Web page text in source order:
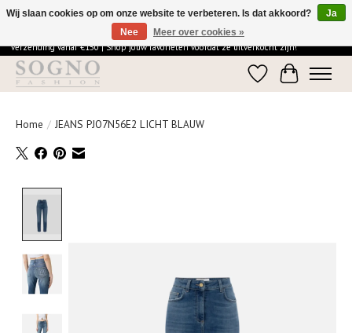
Ontdek de elegantie van SOGNO Fashion | Vandaag besteld = morgen in huis | Gratis
verzending vanaf €150 | Shop jouw favorieten voordat ze uitverkocht zijn!
Verlanglijst
Home / JEANS PJO7N56E2 LICHT BLAUW
Wij slaan cookies op om onze website te verbeteren. Is dat akkoord?
Ja
Nee
Meer over cookies »